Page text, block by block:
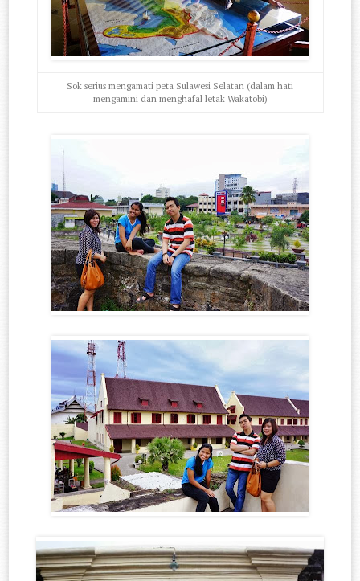
Sok serius mengamati peta Sulawesi Selatan (dalam hati
mengamini dan menghafal letak Wakatobi)